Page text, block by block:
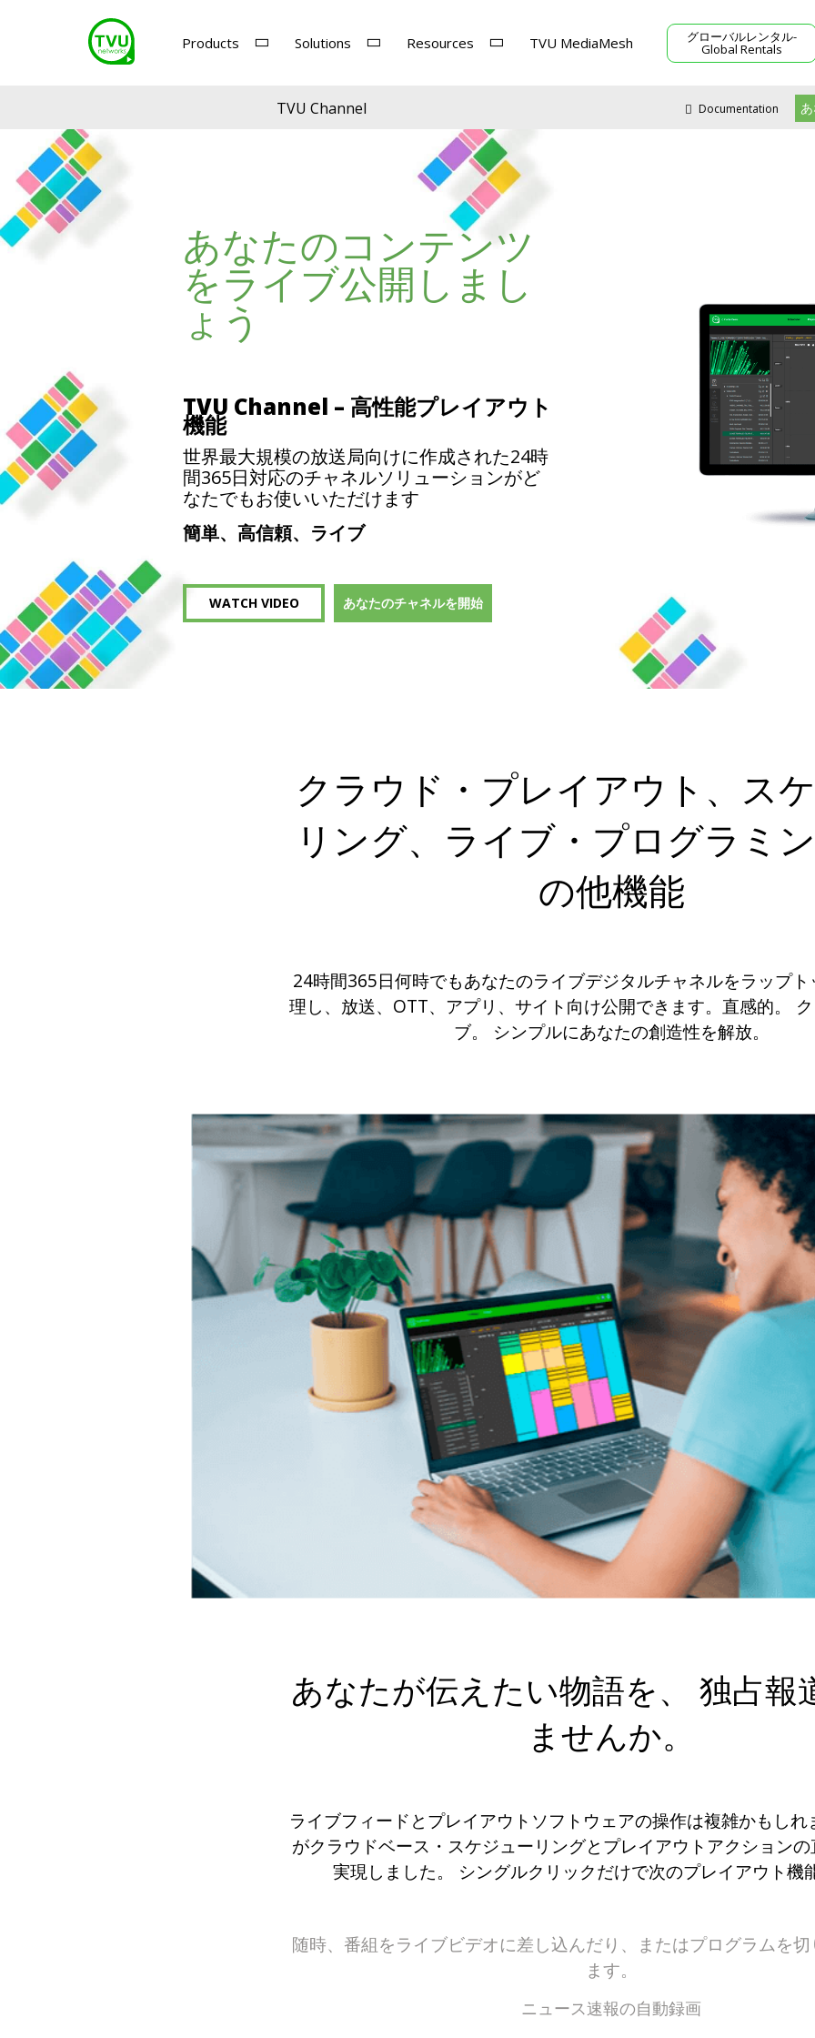
Products Solutions Resources TVU MediaMesh グローバルレンタル-
Global Rentals
TVU Channel Documentation
あなたのコンテンツ
をライブ公開しまし
ょう
TVU Channel – 高性能プレイアウト
機能
世界最大規模の放送局向けに作成された24時
間365日対応のチャネルソリューションがど
なたでもお使いいただけます
簡単、高信頼、ライブ
WATCH VIDEO あなたのチャネルを開始
クラウド・プレイアウト、ス
リング、ライブ・プログラミ
の他機能
24時間365日何時でもあなたのライブデジタルチャネルをラップ
理し、放送、OTT、アプリ、サイト向け公開できます。直感的。
ブ。 シンプルにあなたの創造性を解放。
あなたが伝えたい物語を、 独占報
ませんか。
ライブフィードとプレイアウトソフトウェアの操作は複雑かもし
がクラウドベース・スケジューリングとプレイアウトアクション
実現しました。 シングルクリックだけで次のプレイアウト機
随時、番組をライブビデオに差し込んだり、またはプログラムを
ます。
ニュース速報の自動録画